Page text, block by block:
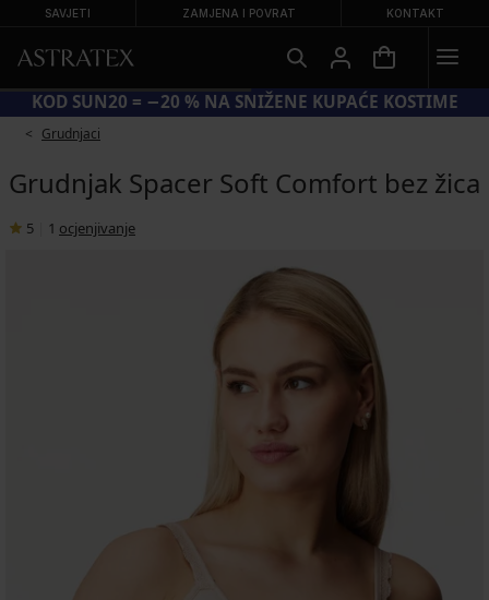
SAVJETI ZAMJENA I POVRAT KONTAKT
KOD SUN20 = −20 % NA SNIŽENE KUPAĆE KOSTIME
Grudnjaci
Grudnjak Spacer Soft Comfort bez žica
5 1 ocjenjivanje